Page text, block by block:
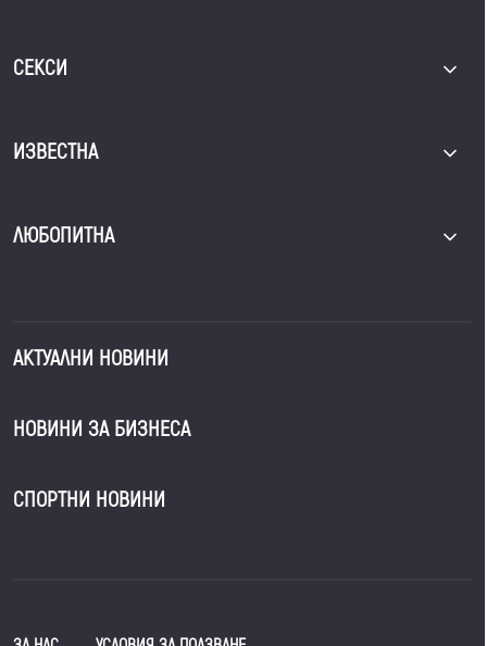
СЕКСИ
ИЗВЕСТНА
ЛЮБОПИТНА
АКТУАЛНИ НОВИНИ
НОВИНИ ЗА БИЗНЕСА
СПОРТНИ НОВИНИ